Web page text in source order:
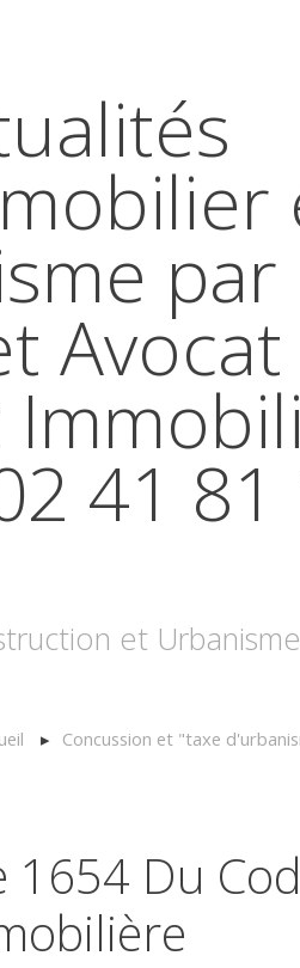
par
Avocat
41 81
et Urbanisme
Concussion et "taxe
1654 Du